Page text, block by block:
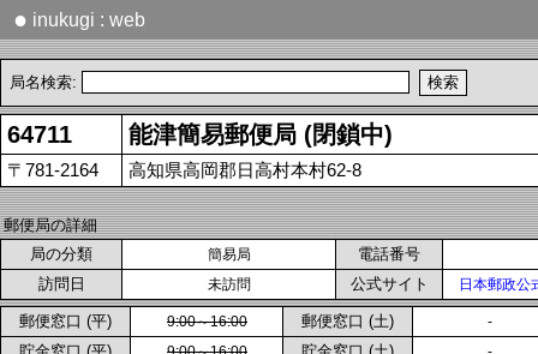
● inukugi : web
局名検索:
64711 能津簡易郵便局 (閉鎖中)
〒781-2164 高知県高岡郡日高村本村62-8
郵便局の詳細
局の分類
簡易局
電話番号
訪問日
未訪問 公式サイト 日本郵政公
郵便窓口 (平) 9:00～16:00 郵便窓口 (土) -